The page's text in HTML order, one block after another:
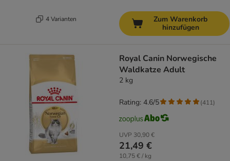
4 Varianten
Zum Warenkorb
hinzufügen
Royal Canin Norwegische
Waldkatze Adult
2 kg
UVP 30,90 €
21,49 €
10,75 € / kg
Rating: 4.6/5 (411)